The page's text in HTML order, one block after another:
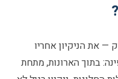
— את הניקיון אחריו
בתוך הארונות, מתחת